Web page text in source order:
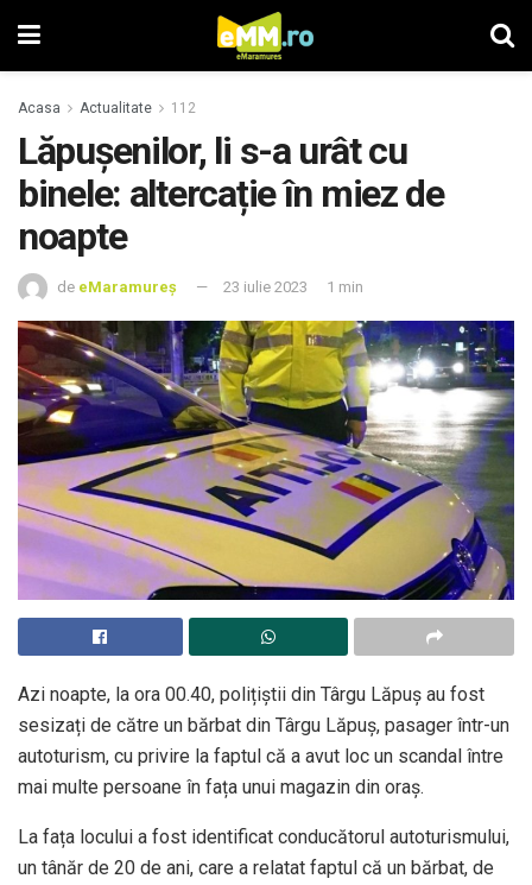
Acasa Actualitate 112
Lăpușenilor, li s-a urât cu
binele: altercație în miez de
noapte
de eMaramureș 23 iulie 2023 1 min
Azi noapte, la ora 00.40, polițiștii din Târgu Lăpuș au fost
sesizați de către un bărbat din Târgu Lăpuș, pasager într-un
autoturism, cu privire la faptul că a avut loc un scandal între
mai multe persoane în fața unui magazin din oraș.
La fața locului a fost identificat conducătorul autoturismului,
un tânăr de 20 de ani, care a relatat faptul că un bărbat, de